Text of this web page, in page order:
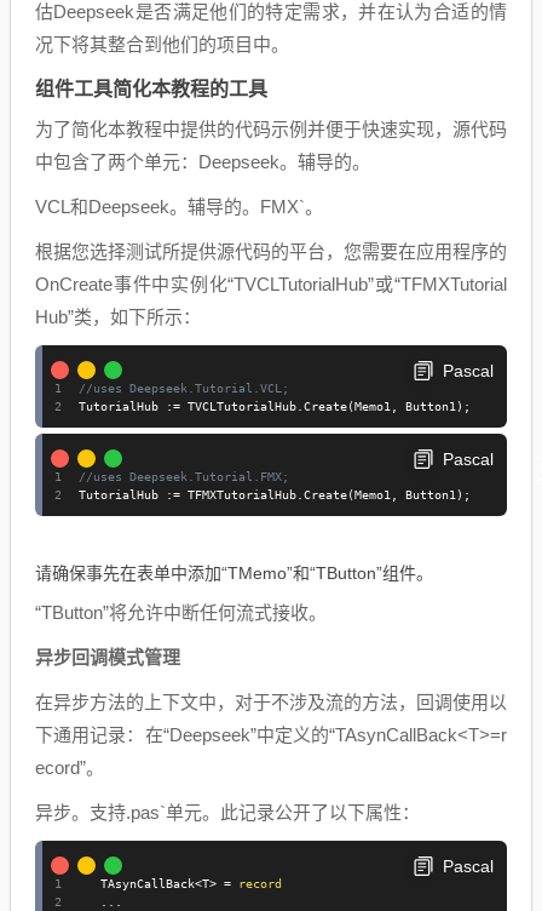
估Deepseek是否满足他们的特定需求，并在认为合适的情
况下将其整合到他们的项目中。
组件工具简化本教程的工具
为了简化本教程中提供的代码示例并便于快速实现，源代码
中包含了两个单元：Deepseek。 辅导的。
VCL和Deepseek。辅导的。FMX`。
根据您选择测试所提供源代码的平台，您需要在应用程序的
OnCreate事件中实例化“TVCLTutorialHub”或“TFMXTutorial
Hub”类，如下所示：
Pascal
//uses Deepseek.Tutorial.VCL;
TutorialHub
:= TVCLTutorialHub Create(Memo1 Button1 ) ;
Pascal
//uses Deepseek.Tutorial.FMX;
TutorialHub
:= TFMXTutorialHub Create(Memo1 Button1 ) ;
请确保事先在表单中添加“TMemo”和“TButton”组件。
“TButton”将允许中断任何流式接收。
异步回调模式管理
在异步方法的上下文中，对于不涉及流的方法，回调使用以
下通用记录：在“Deepseek”中定义的“TAsynCallBack<T>=r
ecord”。
异步。支持.pas`单元。此记录公开了以下属性：
Pascal
   TAsynCallBack
<T> =
record